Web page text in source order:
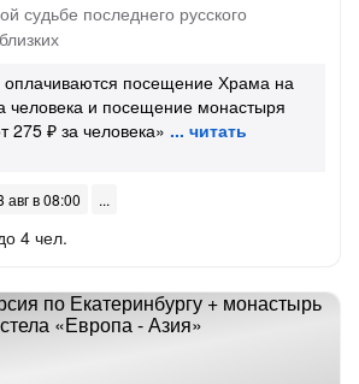
судьбе последнего русского
оплачиваются посещение Храма на
человека и посещение монастыря
275 ₽ за человека»
авг в 08:00
4 чел.